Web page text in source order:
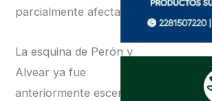
parcialmente afectada.
La esquina de Perón y
Alvear ya fue
anteriormente escenario